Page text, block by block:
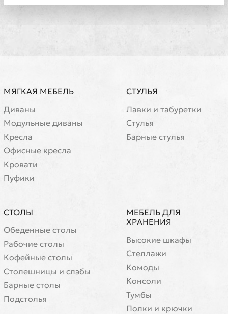
МЯГКАЯ МЕБЕЛЬ
Диваны
Модульные диваны
Кресла
Офисные кресла
Кровати
Пуфики
СТУЛЬЯ
Лавки и табуретки
Стулья
Барные стулья
СТОЛЫ
Обеденные столы
Рабочие столы
Кофейные столы
Cтолешницы и слэбы
Барные столы
Подстолья
МЕБЕЛЬ ДЛЯ
ХРАНЕНИЯ
Высокие шкафы
Стеллажи
Комоды
Консоли
Тумбы
Полки и крючки